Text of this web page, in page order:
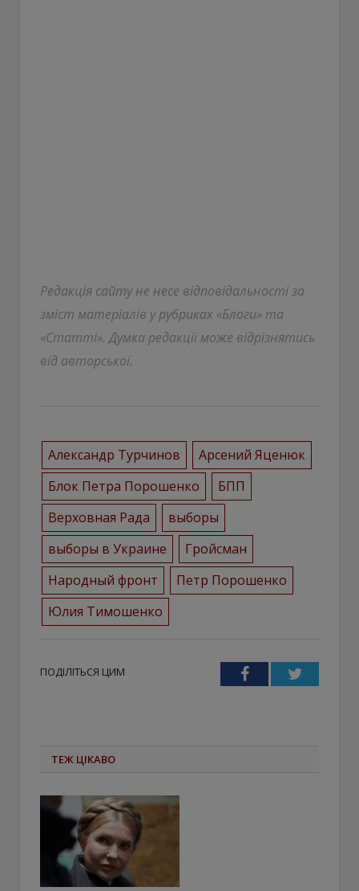
Редакція сайту не несе відповідальності за
зміст матеріалів у рубриках «Блоги» та
«Статті». Думка редакції може відрізнятись
від авторської.
Александр Турчинов
Арсений Яценюк
Блок Петра Порошенко
БПП
Верховная Рада
выборы
выборы в Украине
Гройсман
Народный фронт
Петр Порошенко
Юлия Тимошенко
ПОДІЛІТЬСЯ ЦИМ FacebookTwitter
ТЕЖ ЦІКАВО